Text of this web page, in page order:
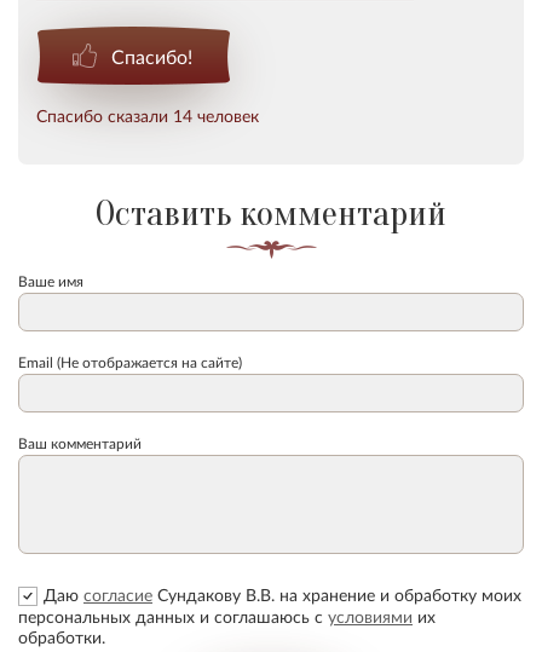
Спасибо!
Спасибо сказали 14 человек
Оставить комментарий
Ваше имя
Email (Не отображается на сайте)
Ваш комментарий
Даю согласие Сундакову В.В. на хранение и обработку моих
персональных данных и соглашаюсь с условиями их
обработки.